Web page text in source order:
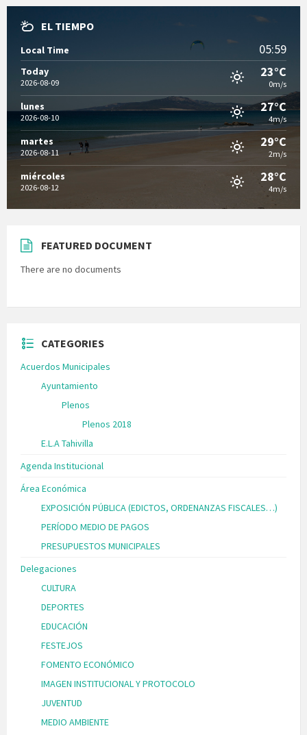
EL TIEMPO
Local Time 05:59
Today
2026-08-09
23°C
0m/s
lunes
2026-08-10
27°C
4m/s
martes
2026-08-11
29°C
2m/s
miércoles
2026-08-12
28°C
4m/s
FEATURED DOCUMENT
There are no documents
CATEGORIES
Acuerdos Municipales
Ayuntamiento
Plenos
Plenos 2018
E.L.A Tahivilla
Agenda Institucional
Área Económica
EXPOSICIÓN PÚBLICA (EDICTOS, ORDENANZAS FISCALES…)
PERÍODO MEDIO DE PAGOS
PRESUPUESTOS MUNICIPALES
Delegaciones
CULTURA
DEPORTES
EDUCACIÓN
FESTEJOS
FOMENTO ECONÓMICO
IMAGEN INSTITUCIONAL Y PROTOCOLO
JUVENTUD
MEDIO AMBIENTE